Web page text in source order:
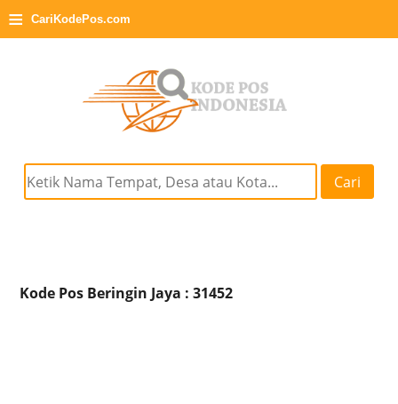
≡ CariKodePos.com
Cari
Kode Pos Beringin Jaya : 31452